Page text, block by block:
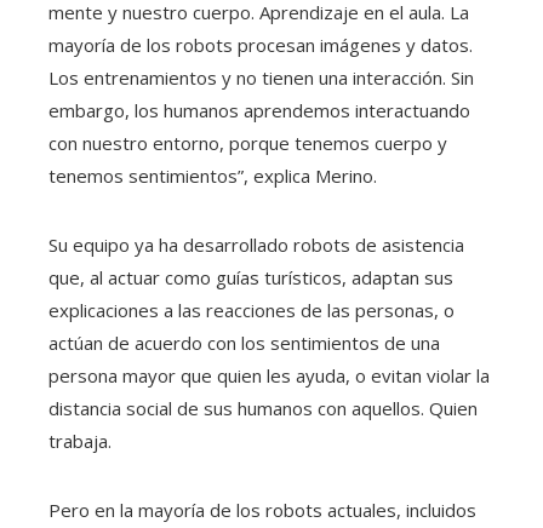
mente y nuestro cuerpo. Aprendizaje en el aula. La
mayoría de los robots procesan imágenes y datos.
Los entrenamientos y no tienen una interacción. Sin
embargo, los humanos aprendemos interactuando
con nuestro entorno, porque tenemos cuerpo y
tenemos sentimientos”, explica Merino.
Su equipo ya ha desarrollado robots de asistencia
que, al actuar como guías turísticos, adaptan sus
explicaciones a las reacciones de las personas, o
actúan de acuerdo con los sentimientos de una
persona mayor que quien les ayuda, o evitan violar la
distancia social de sus humanos con aquellos. Quien
trabaja.
Pero en la mayoría de los robots actuales, incluidos